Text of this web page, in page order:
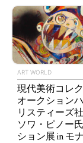
ART WORLD
現代美術コレ
オークション
リスティーズ
ソワ・ピノー
ション展 in モ